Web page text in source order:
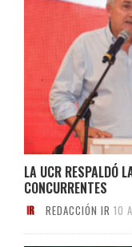
LA UCR RESPALDÓ
CONCURRENTES
REDACCIÓN IR 10